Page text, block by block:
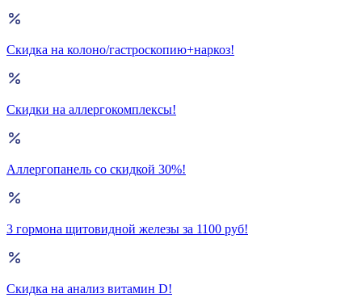
Скидка на колоно/гастроскопию+наркоз!
Скидки на аллергокомплексы!
Аллергопанель со скидкой 30%!
3 гормона щитовидной железы за 1100 руб!
Скидка на анализ витамин D!